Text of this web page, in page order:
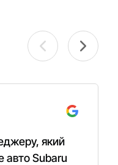
який
авто Subaru